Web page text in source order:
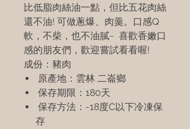
比低脂肉絲油一點，但比五花肉絲
還不油! 可做蔥爆、肉羹。 口感Q
軟，不柴，也不油膩~ 喜歡香嫩口
感的朋友們，歡迎嘗試看看喔!
成份：豬肉
原產地：雲林 二崙鄉
保存期限：180天
保存方法：-18度C以下冷凍保
存